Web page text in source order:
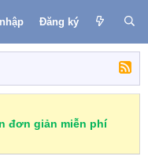
Đăng ký
đơn giản miễn phí